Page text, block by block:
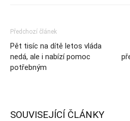
Předchozí článek
Pět tisíc na dítě letos vláda
nedá, ale i nabízí pomoc
potřebným
SOUVISEJÍCÍ ČLÁNKY